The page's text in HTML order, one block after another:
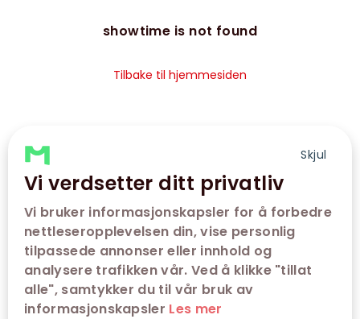
Skjul
Vi verdsetter ditt privatliv
Vi bruker informasjonskapsler for å forbedre
nettleseropplevelsen din, vise personlig
tilpassede annonser eller innhold og
analysere trafikken vår. Ved å klikke "tillat
alle", samtykker du til vår bruk av
informasjonskapsler Les mer
showtime is not found
Tilbake til hjemmesiden